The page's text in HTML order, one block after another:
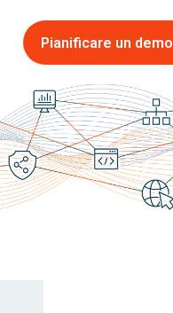
Pianificare un demo